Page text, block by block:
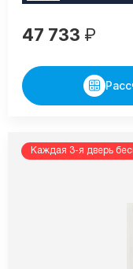
47 733 ₽
Каждая 3-я дверь